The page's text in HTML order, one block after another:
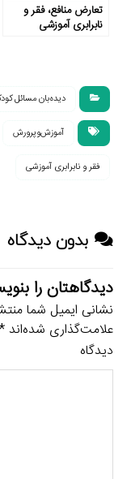
تعارض منافع، فقر و
نابرابری آموزشی
دیده‌بان مسائل
آموزش‌وپرورش
فقر و نابرابری آموزشی
بدون دیدگاه
دیدگاهتان را
نشانی ایمیل شما
علامت‌گذاری شده‌اند*
دیدگاه